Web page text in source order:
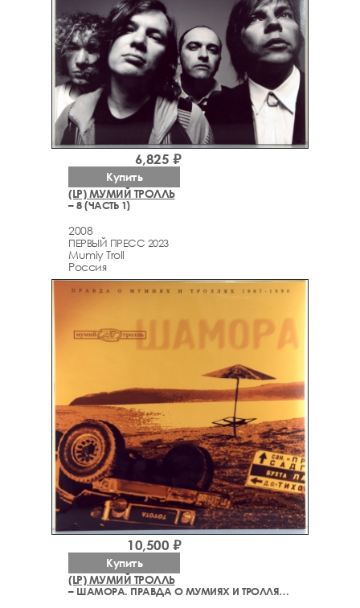
(LP) МУМИЙ ТРОЛЛЬ
– 8 (ЧАСТЬ 1)
2008
ПЕРВЫЙ ПРЕСС 2023
Mumiy Troll
Россия
6,825 ₽
Купить
(LP) МУМИЙ ТРОЛЛЬ
– ШАМОРА. ПРАВДА О МУМИЯХ И ТРОЛЛЯХ 1983-1990. ЧАСТЬ 1
10,500 ₽
Купить